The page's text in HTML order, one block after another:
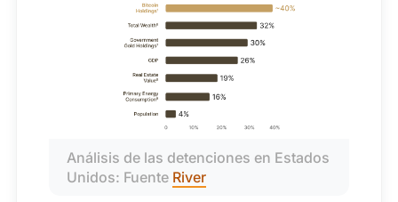
Análisis de las detenciones en Estados
Unidos: Fuente River